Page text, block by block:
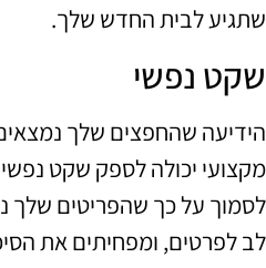
שתגיע לבית החדש שלך.
שקט נפשי
הידיעה שהחפצים שלך
מקצועי יכולה לספק שקט
לסמוך על כך שהפריטים שלך
לב לפרטים, ומפחיתים את